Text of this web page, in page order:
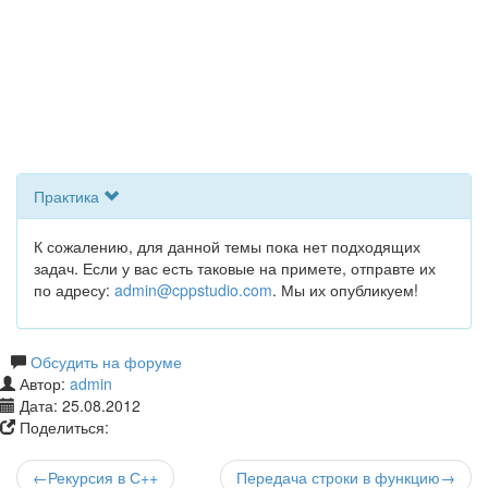
Практика
К сожалению, для данной темы пока нет подходящих
задач. Если у вас есть таковые на примете, отправте их
по адресу: admin@cppstudio.com. Мы их опубликуем!
Обсудить на форуме
Автор: admin
Дата: 25.08.2012
Поделиться:
←Рекурсия в С++ Передача строки в функцию→